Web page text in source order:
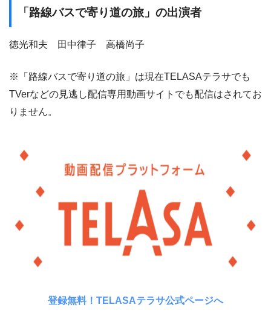
「路線バスで寄り道の旅」の出演者
徳光和夫 田中律子 高橋尚子
※「路線バスで寄り道の旅」は現在TELASAテラサでも
TVerなどの見逃し配信専用動画サイトでも配信はされてお
りません。
登録無料！TELASAテラサ公式ページへ